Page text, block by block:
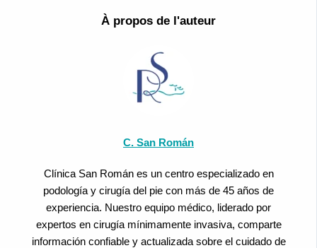
À propos de l'auteur
C. San Román
Clínica San Román es un centro especializado en
podología y cirugía del pie con más de 45 años de
experiencia. Nuestro equipo médico, liderado por
expertos en cirugía mínimamente invasiva, comparte
información confiable y actualizada sobre el cuidado de